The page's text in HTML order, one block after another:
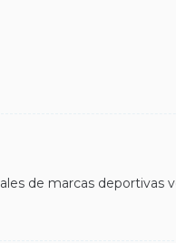
de marcas deportivas